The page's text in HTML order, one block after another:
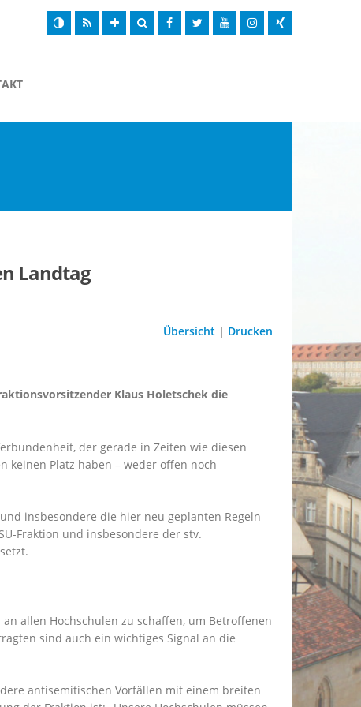
Landtag
Übersicht | Drucken
Klaus Holetschek die
der gerade in Zeiten wie diesen
keinen Platz haben – weder offen noch
insbesondere die hier neu geplanten Regeln
Fraktion und insbesondere der stv.
allen Hochschulen zu schaffen, um Betroffenen
sind auch ein wichtiges Signal an die
antisemitischen Vorfällen mit einem breiten